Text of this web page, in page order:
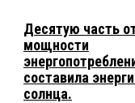
Десятую часть
мощности
составила
солнца.